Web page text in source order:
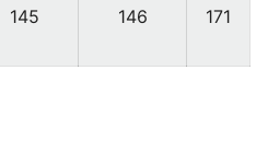
145 146 171